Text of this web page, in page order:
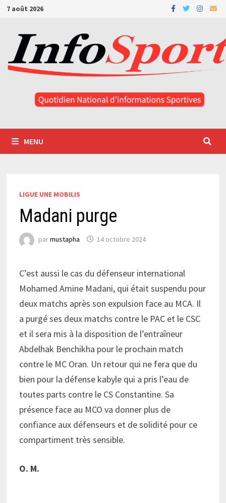
Passer
contenu
7 août 2026
MENU
LIGUE UNE MOBILIS
Madani purge
parmustapha 14 octobre 2024
C’est aussi le cas du défenseur international
Mohamed Amine Madani, qui était suspendu pour
deux matchs après son expulsion face au MCA. Il
a purgé ses deux matchs contre le PAC et le CSC
et il sera mis à la disposition de l’entraîneur
Abdelhak Benchikha pour le prochain match
contre le MC Oran. Un retour qui ne fera que du
bien pour la défense kabyle qui a pris l’eau de
toutes parts contre le CS Constantine. Sa
présence face au MCO va donner plus de
confiance aux défenseurs et de solidité pour ce
compartiment très sensible.
O. M.